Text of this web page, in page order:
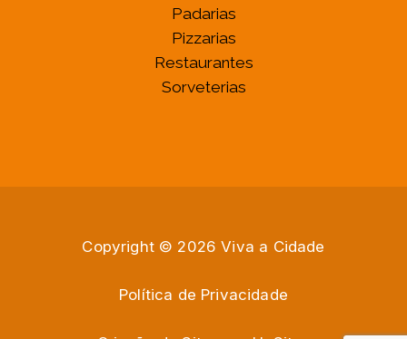
Padarias
Pizzarias
Restaurantes
Sorveterias
Copyright © 2026 Viva a Cidade
Política de Privacidade